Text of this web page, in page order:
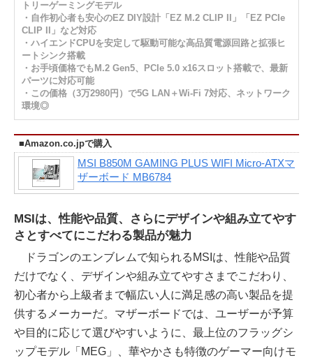
トリーゲーミングモデル
・自作初心者も安心のEZ DIY設計「EZ M.2 CLIP II」「EZ PCIe
CLIP II」など対応
・ハイエンドCPUを安定して駆動可能な高品質電源回路と拡張ヒ
ートシンク搭載
・お手頃価格でもM.2 Gen5、PCIe 5.0 x16スロット搭載で、最新
パーツに対応可能
・この価格（3万2980円）で5G LAN＋Wi-Fi 7対応、ネットワーク
環境◎
■Amazon.co.jpで購入
MSI B850M GAMING PLUS WIFI Micro-ATXマ
ザーボード MB6784
MSIは、性能や品質、さらにデザインや組み立てやす
さとすべてにこだわる製品が魅力
ドラゴンのエンブレムで知られるMSIは、性能や品質
だけでなく、デザインや組み立てやすさまでこだわり、
初心者から上級者まで幅広い人に満足感の高い製品を提
供するメーカーだ。マザーボードでは、ユーザーが予算
や目的に応じて選びやすいように、最上位のフラッグシ
ップモデル「MEG」、華やかさも特徴のゲーマー向けモ